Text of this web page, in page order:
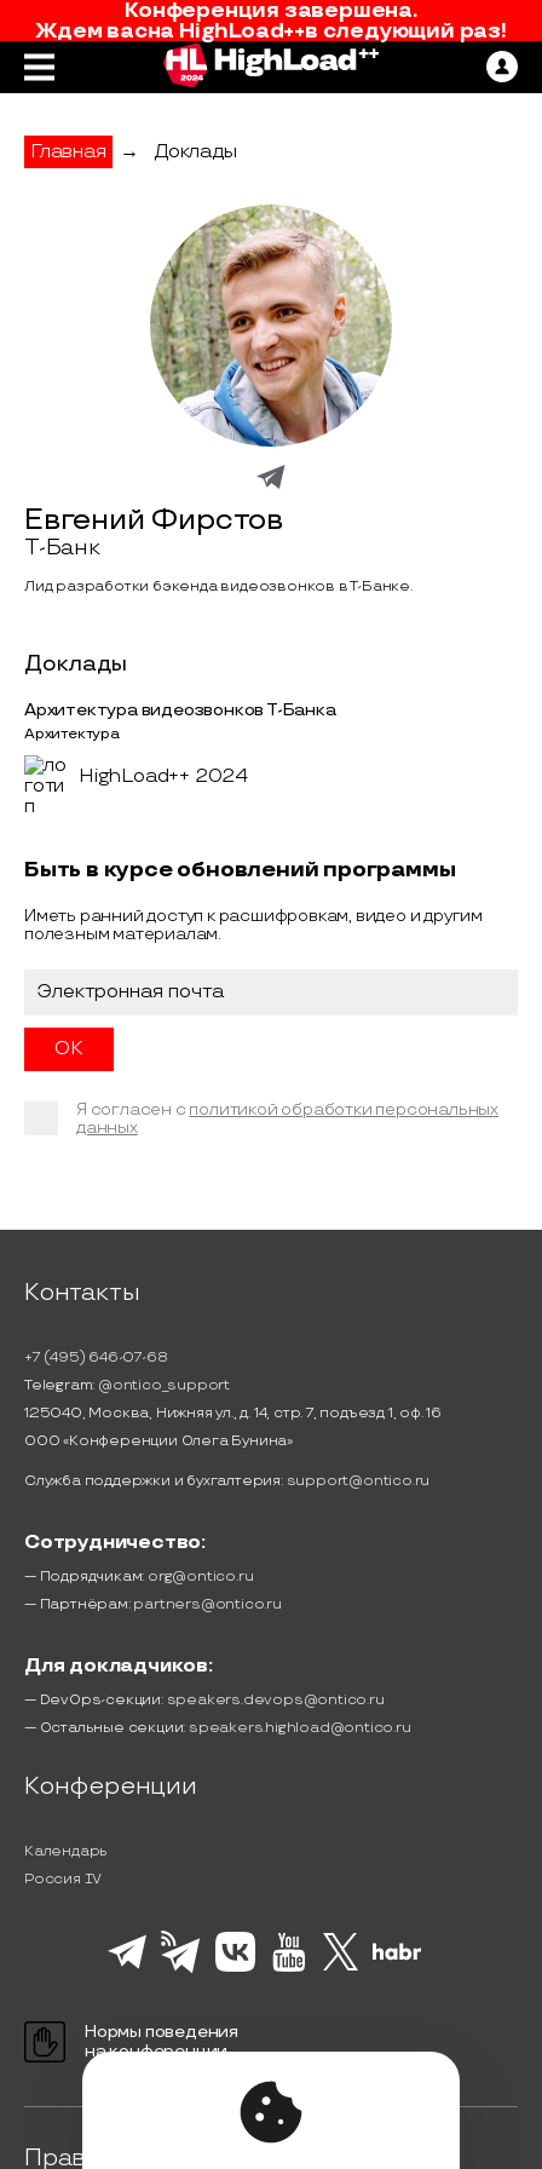
Конференция завершена.
Ждем васна HighLoad++в следующий раз!
Главная → Доклады
Евгений Фирстов
Т-Банк
Лид разработки бэкенда видеозвонков в Т-Банке.
Доклады
Архитектура видеозвонков Т-Банка
Архитектура
HighLoad++ 2024
Быть в курсе обновлений программы
Иметь ранний доступ к расшифровкам, видео и другим
полезным материалам.
Я согласен с политикой обработки персональных
данных
Контакты
+7 (495) 646-07-68
Telegram: @ontico_support
125040, Москва, Нижняя ул., д. 14, стр. 7, подъезд 1, оф. 16
ООО «Конференции Олега Бунина»
Служба поддержки и бухгалтерия: support@ontico.ru
Сотрудничество:
— Подрядчикам: org@ontico.ru
— Партнёрам: partners@ontico.ru
Для докладчиков:
— DevOps-секции: speakers.devops@ontico.ru
— Остальные секции: speakers.highload@ontico.ru
Конференции
Календарь
Россия IV
Нормы поведения
на конференции
Правовая информация